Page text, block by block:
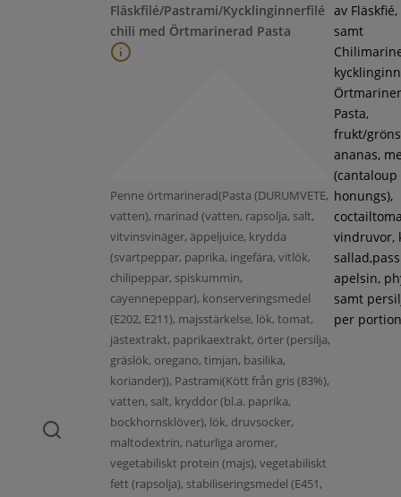
Fläskfilé/Pastrami/Kycklinginnerfilé
chili med Örtmarinerad Pasta
Penne örtmarinerad(Pasta (DURUMVETE,
vatten), marinad (vatten, rapsolja, salt,
vitvinsvinäger, äppeljuice, krydda
(svartpeppar, paprika, ingefära, vitlök,
chilipeppar, spiskummin,
cayennepeppar), konserveringsmedel
(E202, E211), majsstärkelse, lök, tomat,
jästextrakt, paprikaextrakt, örter (persilja,
gräslök, oregano, timjan, basilika,
koriander)), Pastrami(Kött från gris (83%),
vatten, salt, kryddor (bl.a. paprika,
bockhornsklöver), lök, druvsocker,
maltodextrin, naturliga aromer,
vegetabiliskt protein (majs), vegetabiliskt
fett (rapsolja), stabiliseringsmedel (E451,
av
samt
Pasta,
frukt/
ananas,
(cantaloup
honungs),
vindruvor,
apelsin,
samt
per